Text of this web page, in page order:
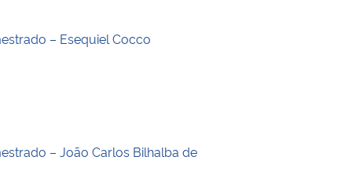
– Esequiel Cocco
– João Carlos Bilhalba de